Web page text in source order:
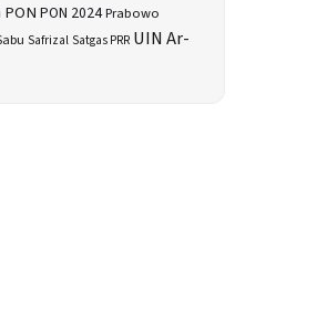
PON PON 2024Prabowo
SafrizalSatgas PRR UIN Ar-